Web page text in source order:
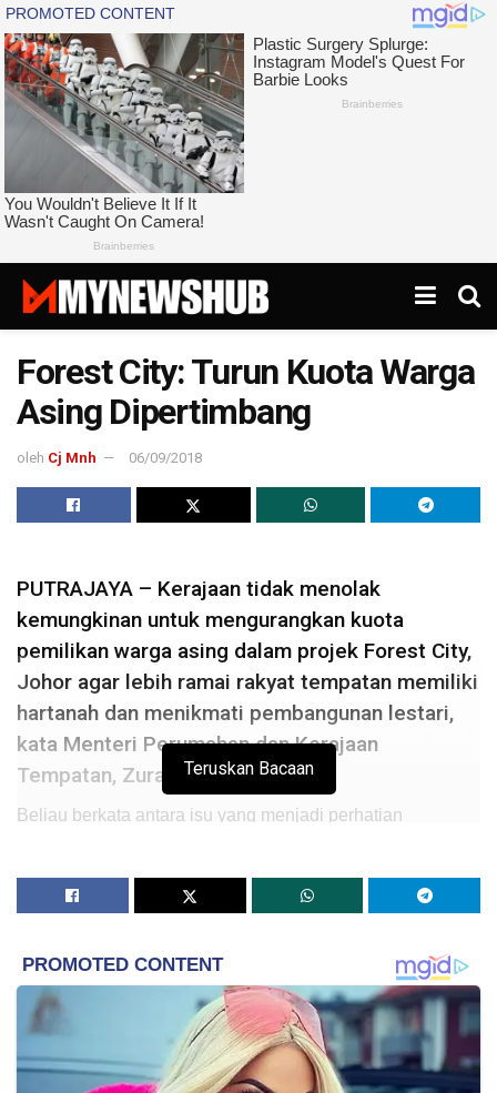
Forest City: Turun Kuota Warga
Asing Dipertimbang
oleh Cj Mnh 06/09/2018
PUTRAJAYA – Kerajaan tidak menolak
kemungkinan untuk mengurangkan kuota
pemilikan warga asing dalam projek Forest City,
Johor agar lebih ramai rakyat tempatan memiliki
hartanah dan menikmati pembangunan lestari,
kata Menteri Perumahan dan Kerajaan
Tempatan, Zuraida Kamaruddin.
Beliau berkata antara isu yang menjadi perhatian
oleh warga asing di Forest City yang bernilai AS$100
“Ini merupakan isu yang perlu kita buat kajian semula bagi
menentu penglibatan dan faedah kepada rakyat tempatan
tidak terpinggir.
“Kita mahu bangsa Johor menikmati pembangunan yang
Teruskan Bacaan